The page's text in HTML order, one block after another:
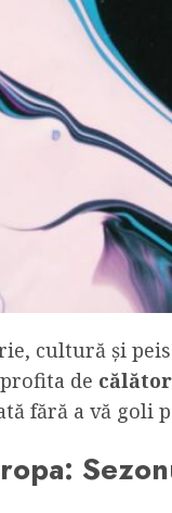
cultură și
de
fără a vă goli